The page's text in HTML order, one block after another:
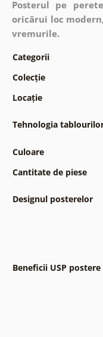
Posterul pe
oricărui loc
vremurile.
Categorii
Colecție
Locație
Tehnologia
Culoare
Cantitate de piese
Designul posterelor
Beneficii USP postere